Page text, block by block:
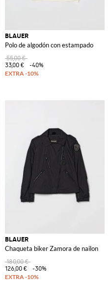
BLAUER
Polo de algodón con estampado
55,00 €
33,00 €
-40%
BLAUER
Chaqueta biker Zamora de nailon
180,00 €
126,00 €
-30%